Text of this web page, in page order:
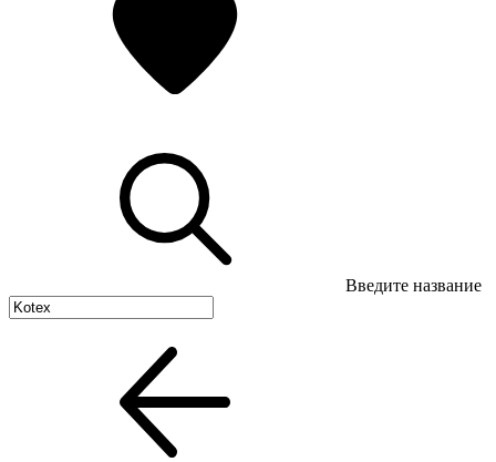
Введите название